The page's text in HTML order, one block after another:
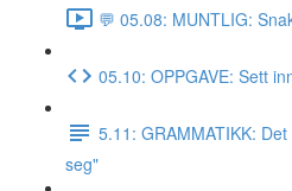
💬 05.08: MUNTLIG:
05.10: OPPGAVE: Sett
5.11: GRAMMATIKK:
seg"